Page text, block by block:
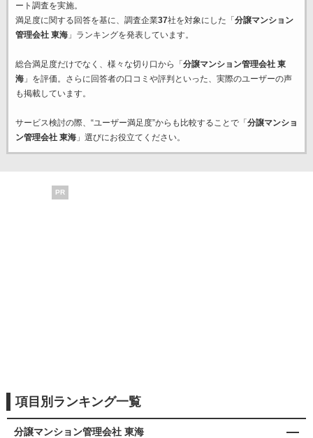
ート調査を実施。
満足度に関する回答を基に、調査企業37社を対象にした「 分譲マンション
管理会社 東海」ランキングを発表しています。
総合満足度だけでなく、様々な切り口から「 分譲マンション管理会社 東
海」を評価。さらに回答者の口コミや評判といった、実際のユーザーの声
も掲載しています。
サービス検討の際、“ユーザー満足度”からも比較することで「 分譲マンショ
ン管理会社 東海」選びにお役立てください。
PR
項目別ランキング一覧
分譲マンション管理会社 東海